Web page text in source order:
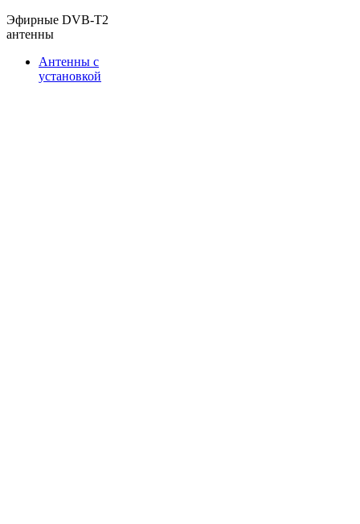
Эфирные DVB-T2
антенны
Антенны с
установкой